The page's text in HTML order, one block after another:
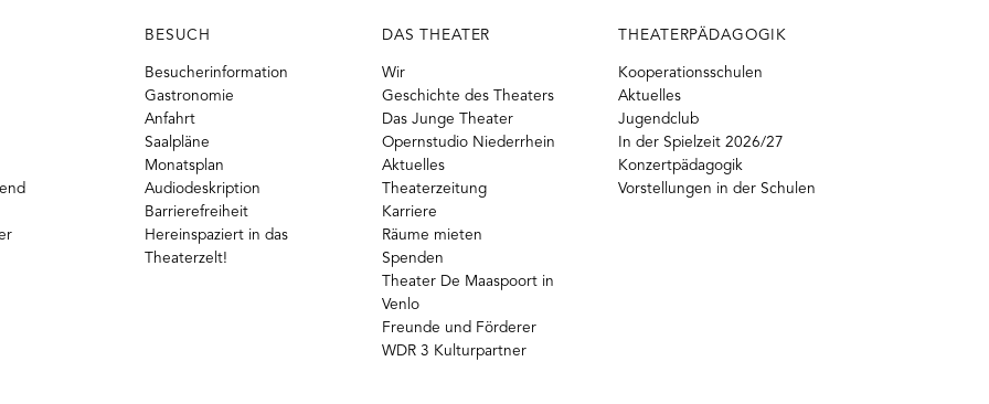
BESUCH
Besucherinformation
Gastronomie
Anfahrt
Saalpläne
Monatsplan
Audiodeskription
Barrierefreiheit
Hereinspaziert in das
Theaterzelt!
DAS THEATER
Wir
Geschichte des Theaters
Das Junge Theater
Opernstudio Niederrhein
Aktuelles
Theaterzeitung
Karriere
Räume mieten
Spenden
Theater De Maaspoort in
Venlo
Freunde und Förderer
WDR 3 Kulturpartner
THEATERPÄDAGOGIK
Kooperationsschulen
Aktuelles
Jugendclub
In der Spielzeit 2026/27
Konzertpädagogik
Vorstellungen in der Schulen